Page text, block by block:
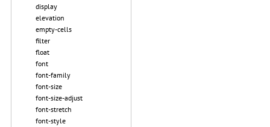
display
elevation
empty-cells
filter
float
font
font-family
font-size
font-size-adjust
font-stretch
font-style